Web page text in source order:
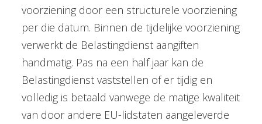
voorziening door een structurele voorziening
per die datum. Binnen de tijdelijke voorziening
verwerkt de Belastingdienst aangiften
handmatig. Pas na een half jaar kan de
Belastingdienst vaststellen of er tijdig en
volledig is betaald vanwege de matige kwaliteit
van door andere EU-lidstaten aangeleverde